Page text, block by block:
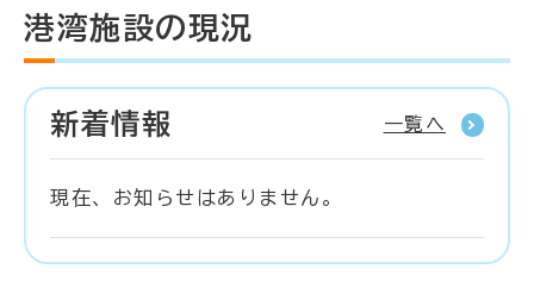
港湾施設の現況
新着情報 一覧へ
現在、お知らせはありません。